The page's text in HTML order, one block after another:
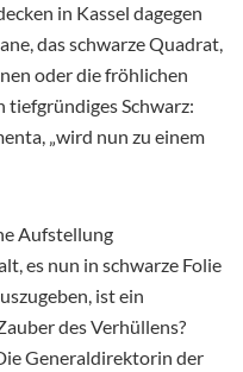
in Kassel dagegen
das schwarze Quadrat,
oder die fröhlichen
tiefgründiges Schwarz:
„wird nun zu einem
Aufstellung
es nun in schwarze Folie
ist ein
des Verhüllens?
Generaldirektorin der